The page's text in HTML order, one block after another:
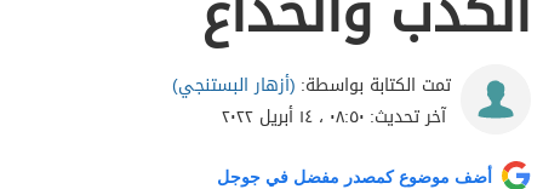
تمت الكتابة بواسطة: (أزهار البستنجي)
آخر تحديث: ٠٨:٥٠ ، ١٤ أبريل ٢٠٢٢
أضف موضوع كمصدر مفضل في جوجل